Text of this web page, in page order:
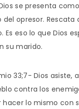
se presenta
opresor. Rescata
Es eso lo que Dios
su marido.
33;7- Dios asiste,
contra los
hacer lo mismo con